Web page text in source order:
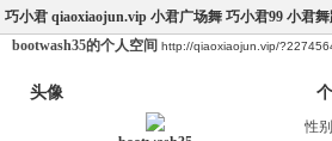
巧小君 qiaoxiaojun.vip 小君广场舞 巧小君99 小君
bootwash35的个人空间 http://qiaoxiaojun.vip/
头像
性别